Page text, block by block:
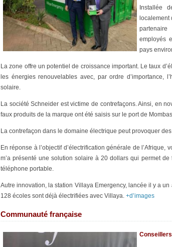
Installée
localement
employés
pays
La zone offre un potentiel de croissance important. Le taux
les énergies renouvelables avec, par ordre d’importance,
solaire.
La société Schneider est victime de contrefaçons. Ainsi, en
faux produits de la marque ont été saisis sur le port de
La contrefaçon dans le domaine électrique peut provoquer
En réponse à l’objectif d’électrification générale de l’Afrique,
m’a présenté une solution solaire à 20 dollars qui permet
téléphone portable.
Autre innovation, la station Villaya Emergency, lancée il y a
128 écoles sont déjà électrifiées avec Villaya. +d’images
Communauté française